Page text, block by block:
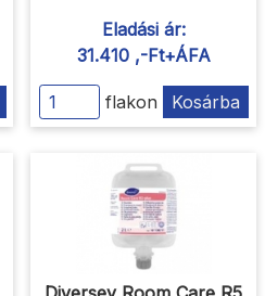
Eladási ár:
31.410 ,-Ft+ÁFA
flakon Kosárba